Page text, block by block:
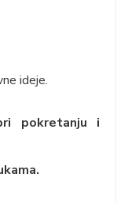
ideje.
pokretanju i